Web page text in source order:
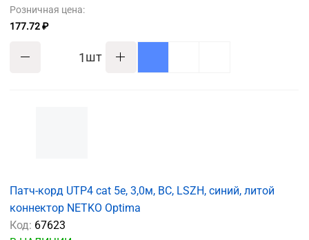
Розничная цена:
177.72 ₽
шт
Патч-корд UTP4 cat 5e, 3,0м, ВС, LSZH, синий, литой
коннектор NETKO Optima
Код: 67623